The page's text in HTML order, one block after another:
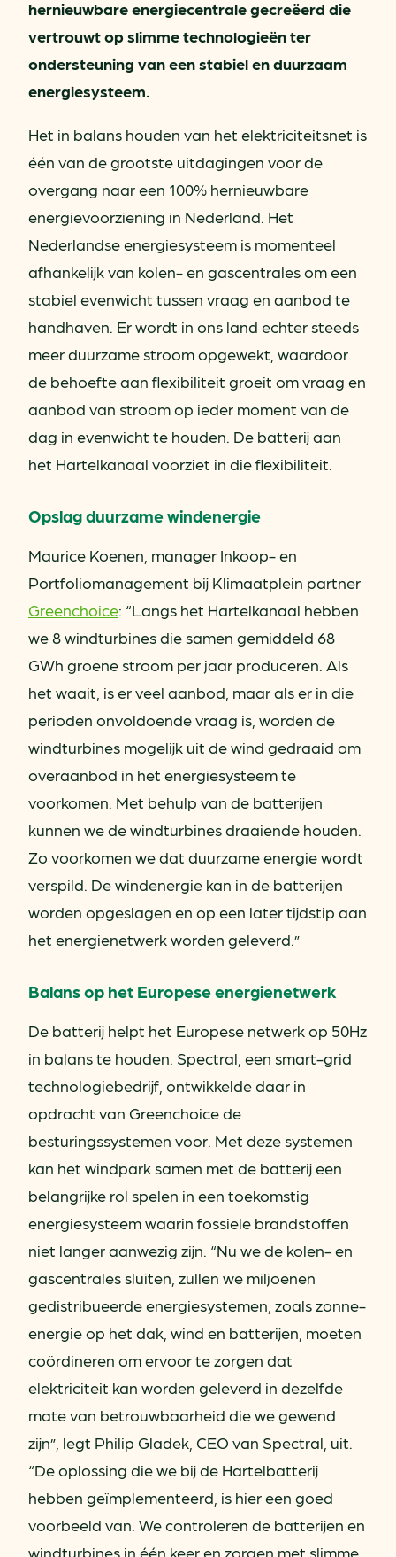
hernieuwbare energiecentrale gecreëerd die
vertrouwt op slimme technologieën ter
ondersteuning van een stabiel en duurzaam
energiesysteem.
Het in balans houden van het elektriciteitsnet is
één van de grootste uitdagingen voor de
overgang naar een 100% hernieuwbare
energievoorziening in Nederland. Het
Nederlandse energiesysteem is momenteel
afhankelijk van kolen- en gascentrales om een
stabiel evenwicht tussen vraag en aanbod te
handhaven. Er wordt in ons land echter steeds
meer duurzame stroom opgewekt, waardoor
de behoefte aan flexibiliteit groeit om vraag en
aanbod van stroom op ieder moment van de
dag in evenwicht te houden. De batterij aan
het Hartelkanaal voorziet in die flexibiliteit.
Opslag duurzame windenergie
Maurice Koenen, manager Inkoop- en
Portfoliomanagement bij Klimaatplein partner
Greenchoice: “Langs het Hartelkanaal hebben
we 8 windturbines die samen gemiddeld 68
GWh groene stroom per jaar produceren. Als
het waait, is er veel aanbod, maar als er in die
perioden onvoldoende vraag is, worden de
windturbines mogelijk uit de wind gedraaid om
overaanbod in het energiesysteem te
voorkomen. Met behulp van de batterijen
kunnen we de windturbines draaiende houden.
Zo voorkomen we dat duurzame energie wordt
verspild. De windenergie kan in de batterijen
worden opgeslagen en op een later tijdstip aan
het energienetwerk worden geleverd.”
Balans op het Europese energienetwerk
De batterij helpt het Europese netwerk op 50Hz
in balans te houden. Spectral, een smart-grid
technologiebedrijf, ontwikkelde daar in
opdracht van Greenchoice de
besturingssystemen voor. Met deze systemen
kan het windpark samen met de batterij een
belangrijke rol spelen in een toekomstig
energiesysteem waarin fossiele brandstoffen
niet langer aanwezig zijn. “Nu we de kolen- en
gascentrales sluiten, zullen we miljoenen
gedistribueerde energiesystemen, zoals zonne-
energie op het dak, wind en batterijen, moeten
coördineren om ervoor te zorgen dat
elektriciteit kan worden geleverd in dezelfde
mate van betrouwbaarheid die we gewend
zijn”, legt Philip Gladek, CEO van Spectral, uit.
“De oplossing die we bij de Hartelbatterij
hebben geïmplementeerd, is hier een goed
voorbeeld van. We controleren de batterijen en
windturbines in één keer en zorgen met slimme